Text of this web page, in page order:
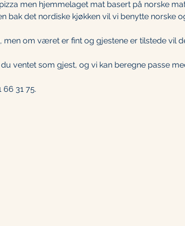
men hjemmelaget mat basert på norske
bak det nordiske kjøkken vil vi benytte norske
men om været er fint og gjestene er tilstede vil
ventet som gjest, og vi kan beregne passe
66 31 75.